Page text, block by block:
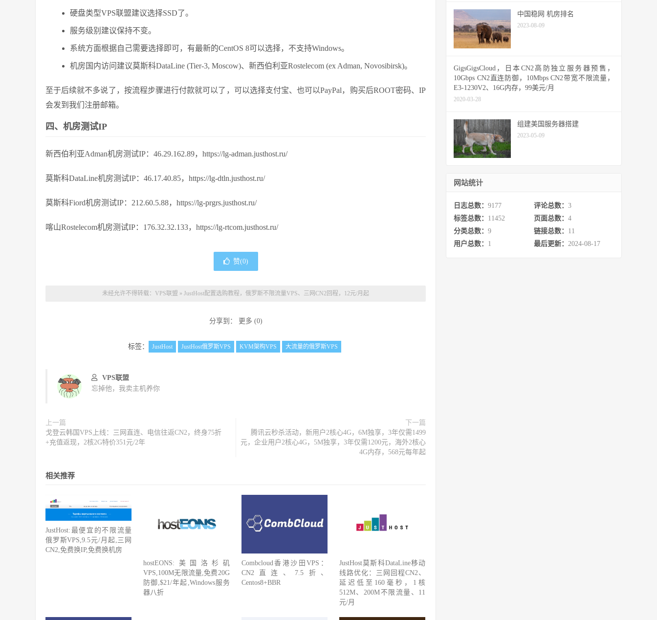
硬盘类型VPS联盟建议选择SSD了。
服务级别建议保持不变。
系统方面根据自己需要选择即可，有最新的CentOS 8可以选择，不支持Windows。
机房国内访问建议莫斯科DataLine (Tier-3, Moscow)、新西伯利亚Rostelecom (ex Adman, Novosibirsk)。
至于后续就不多说了，按流程步骤进行付款就可以了，可以选择支付宝、也可以PayPal，购买后ROOT密码、IP
会发到我们注册邮箱。
四、机房测试IP
新西伯利亚Adman机房测试IP：46.29.162.89，https://lg-adman.justhost.ru/
莫斯科DataLine机房测试IP：46.17.40.85，https://lg-dtln.justhost.ru/
莫斯科Fiord机房测试IP：212.60.5.88，https://lg-prgrs.justhost.ru/
喀山Rostelecom机房测试IP：176.32.32.133，https://lg-rtcom.justhost.ru/
赞(0)
未经允许不得转载： VPS联盟 » JustHost配置选购教程，俄罗斯不限流量VPS、三网CN2回程，12元/月起
分享到： 更多 (0)
标签： JustHost JustHost俄罗斯VPS KVM架构VPS 大流量的俄罗斯VPS
VPS联盟
忘掉他，我卖主机养你
上一篇
戈登云韩国VPS上线：三网直连、电信往返CN2，终身75折
+充值返现，2核2G特价351元/2年
下一篇
腾讯云秒杀活动，新用户2核心4G，6M独享，3年仅需1499
元，企业用户2核心4G，5M独享，3年仅需1200元，海外2核心
4G内存，568元每年起
相关推荐
JustHost:最便宜的不限流量
俄罗斯VPS,9.5元/月起,三网
CN2,免费换IP,免费换机房
hostEONS:美国洛杉矶
VPS,100M无限流量,免费20G
防御,$21/年起,Windows服务
器八折
Combcloud香港沙田VPS：
CN2直连、7.5折、
Centos8+BBR
JustHost莫斯科DataLine移动
线路优化：三网回程CN2、
延迟低至160毫秒，1核
512M、200M不限流量、11
元/月
中国稳网 机房排名
2023-08-09
GigsGigsCloud，日本CN2高防独立服务器预售，
10Gbps CN2直连防御，10Mbps CN2带宽不限流量，
E3-1230V2、16G内存，99美元/月
2020-03-28
组建美国服务器搭建
2023-05-09
网站统计
日志总数： 9177 评论总数： 3
标签总数： 11452 页面总数： 4
分类总数： 9 链接总数： 11
用户总数： 1 最后更新： 2024-08-17